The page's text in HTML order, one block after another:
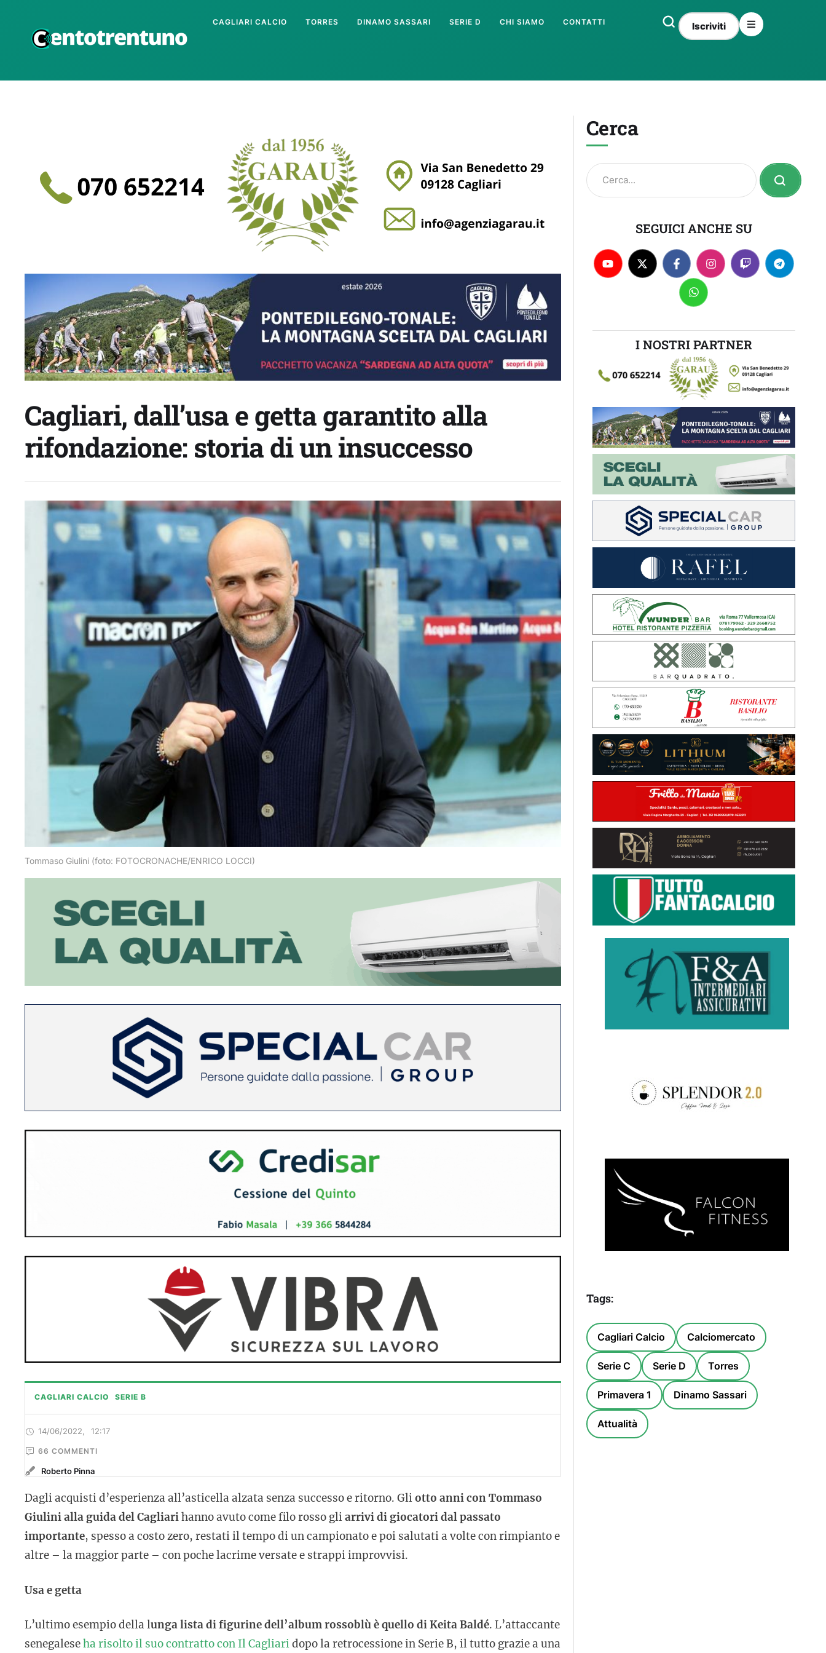
CAGLIARI CALCIO TORRES DINAMO SASSARI SERIE D CHI SIAMO CONTATTI Iscriviti
Cagliari, dall’usa e getta garantito alla
rifondazione: storia di un insuccesso
Tommaso Giulini (foto: FOTOCRONACHE/ENRICO LOCCI)
CAGLIARI CALCIO SERIE B
14/06/2022, 12:17
66 COMMENTI
Roberto Pinna
Dagli acquisti d’esperienza all’asticella alzata senza successo e ritorno. Gliotto anni con Tommaso
Giulini alla guida del Cagliarihanno avuto come filo rosso gliarrivi di giocatori dal passato
importante, spesso a costo zero, restati il tempo di un campionato e poi salutati a volte con rimpianto e
altre – la maggior parte – con poche lacrime versate e strappi improvvisi.
Usa e getta
L’ultimo esempio della lunga lista di figurine dell’album rossoblù è quello di Keita Baldé. L’attaccante
senegaleseha risolto il suo contratto con Il Cagliaridopo la retrocessione in Serie B, il tutto grazie a una
Cerca
SEGUICI ANCHE SU
I NOSTRI PARTNER
Tags:
Cagliari Calcio Calciomercato
Serie C Serie D Torres
Primavera 1 Dinamo Sassari
Attualità